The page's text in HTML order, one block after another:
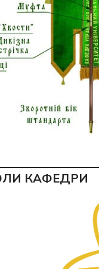
КАФЕДРИ